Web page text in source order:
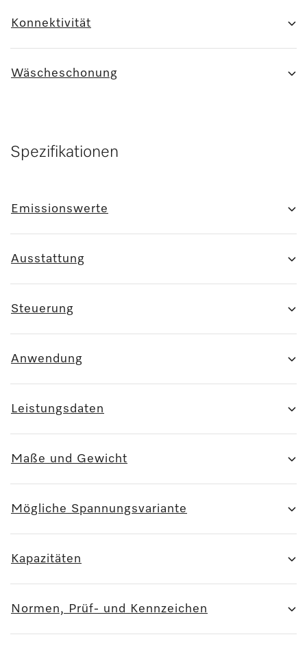
Konnektivität
Wäscheschonung
Spezifikationen
Emissionswerte
Ausstattung
Steuerung
Anwendung
Leistungsdaten
Maße und Gewicht
Mögliche Spannungsvariante
Kapazitäten
Normen, Prüf- und Kennzeichen